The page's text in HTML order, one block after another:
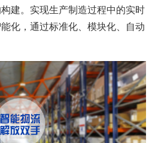
建。实现生产制造过程中的实时
化，通过标准化、模块化、自动